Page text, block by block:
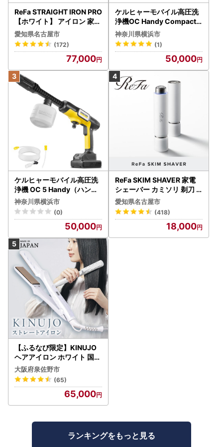
ReFa STRAIGHT IRON PRO
【ホワイト】 アイロン 家電
美容 リファ アイロン
愛知県名古屋市
(172)
77,000
ケルヒャーモバイル高圧洗
浄機OC Handy Compact
（ハンディエア） APV000
7
神奈川県横浜市
(1)
50,000
ケルヒャーモバイル高圧洗
浄機 OC 5 Handy（ハンデ
ィジェット） APV0006
神奈川県横浜市
(0)
50,000
ReFa SKIM SHAVER 家電
シェーバー カミソリ 剃刀
シェーバー
愛知県名古屋市
(418)
18,000
【ふるなび限定】KINUJO
ヘアアイロン ホワイト 国内
製造 FN-Limited-PR
大阪府泉佐野市
(65)
65,000
ランキングをもっと見る